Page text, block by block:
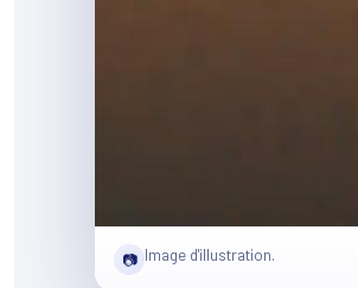
📷 Image d'illustration.